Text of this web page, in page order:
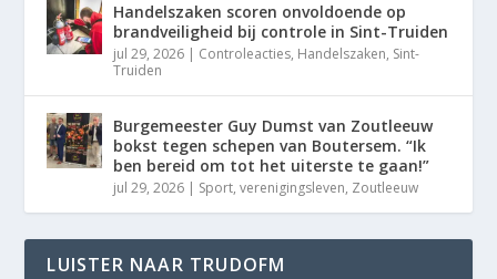
Handelszaken scoren onvoldoende op
brandveiligheid bij controle in Sint-Truiden
jul 29, 2026 | Controleacties, Handelszaken, Sint-
Truiden
Burgemeester Guy Dumst van Zoutleeuw
bokst tegen schepen van Boutersem. “Ik
ben bereid om tot het uiterste te gaan!”
jul 29, 2026 | Sport,verenigingsleven, Zoutleeuw
LUISTER NAAR TRUDOFM